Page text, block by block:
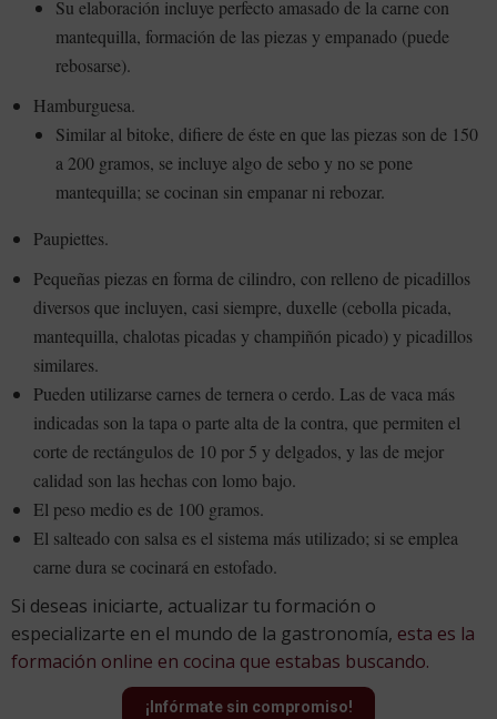
Su elaboración incluye perfecto amasado de la carne con
mantequilla, formación de las piezas y empanado (puede
rebosarse).
Hamburguesa.
Similar al bitoke, difiere de éste en que las piezas son de 150
a 200 gramos, se incluye algo de sebo y no se pone
mantequilla; se cocinan sin empanar ni rebozar.
Paupiettes.
Pequeñas piezas en forma de cilindro, con relleno de picadillos
diversos que incluyen, casi siempre, duxelle (cebolla picada,
mantequilla, chalotas picadas y champiñón picado) y picadillos
similares.
Pueden utilizarse carnes de ternera o cerdo. Las de vaca más
indicadas son la tapa o parte alta de la contra, que permiten el
corte de rectángulos de 10 por 5 y delgados, y las de mejor
calidad son las hechas con lomo bajo.
El peso medio es de 100 gramos.
El salteado con salsa es el sistema más utilizado; si se emplea
carne dura se cocinará en estofado.
Si deseas iniciarte, actualizar tu formación o
especializarte en el mundo de la gastronomía, esta es la
formación online en cocina que estabas buscando.
¡Infórmate sin compromiso!